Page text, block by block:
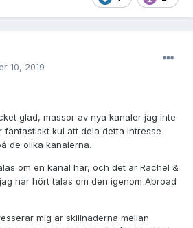
10, 2019
glad, massor av nya kanaler jag inte
fantastiskt kul att dela detta intresse
de olika kanalerna.
om en kanal här, och det är Rachel &
har hört talas om den igenom Abroad
mig är skillnaderna mellan